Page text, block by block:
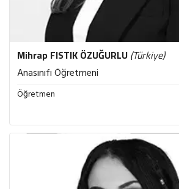
Mihrap FISTIK ÖZUĞURLU (Türkiye)
Anasınıfı Öğretmeni
Öğretmen